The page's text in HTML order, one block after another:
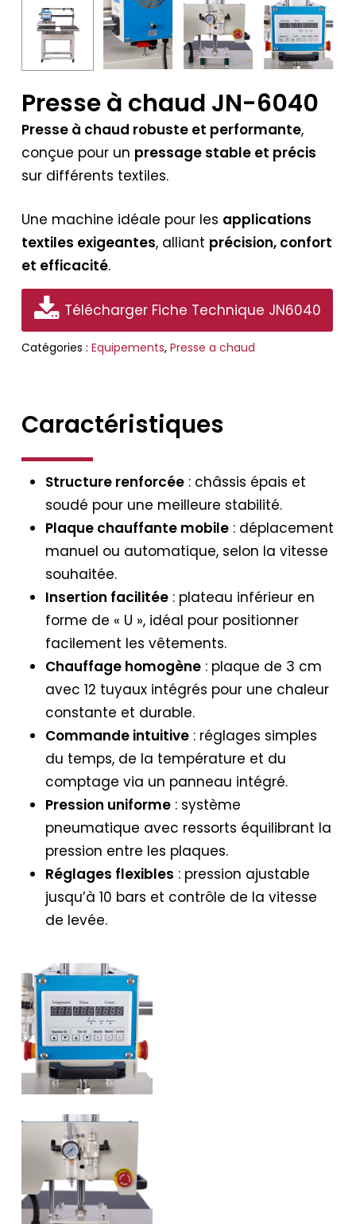
Presse à chaud JN-6040
Presse à chaud robuste et performante,
conçue pour un pressage stable et précis
sur différents textiles.
Une machine idéale pour les applications
textiles exigeantes, alliant précision, confort
et efficacité.
Télécharger Fiche Technique JN6040
Catégories : Equipements, Presse a chaud
Caractéristiques
Structure renforcée: châssis épais et
soudé pour une meilleure stabilité.
Plaque chauffante mobile: déplacement
manuel ou automatique, selon la vitesse
souhaitée.
Insertion facilitée: plateau inférieur en
forme de « U », idéal pour positionner
facilement les vêtements.
Chauffage homogène: plaque de 3 cm
avec 12 tuyaux intégrés pour une chaleur
constante et durable.
Commande intuitive: réglages simples
du temps, de la température et du
comptage via un panneau intégré.
Pression uniforme: système
pneumatique avec ressorts équilibrant la
pression entre les plaques.
Réglages flexibles : pression ajustable
jusqu’à 10 bars et contrôle de la vitesse
de levée.